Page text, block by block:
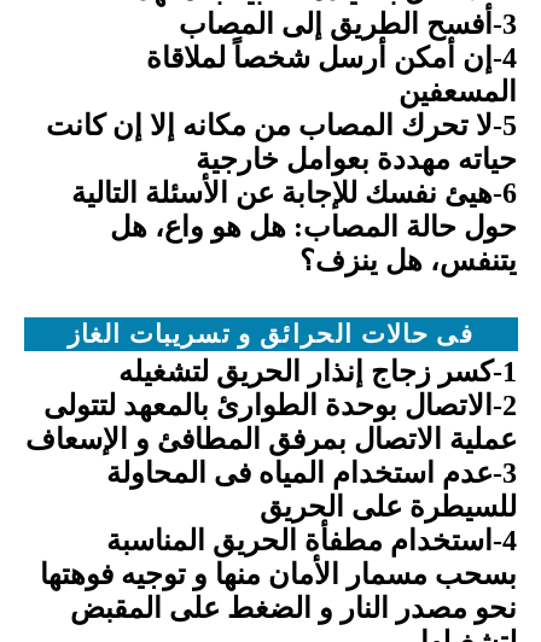
3-أفسح الطريق إلى المصاب
4-إن أمكن أرسل شخصاً لملاقاة
المسعفين
5-لا تحرك المصاب من مكانه إلا إن كانت
حياته مهددة بعوامل خارجية
6-هيئ نفسك للإجابة عن الأسئلة التالية
حول حالة المصاب: هل هو واع، هل
يتنفس، هل ينزف؟
فى حالات الحرائق و تسريبات الغاز
2-الاتصال بوحدة الطوارئ بالمعهد لتتولى
عملية الاتصال بمرفق المطافئ و الإسعاف
3-عدم استخدام المياه فى المحاولة
للسيطرة على الحريق
4-استخدام مطفأة الحريق المناسبة
بسحب مسمار الأمان منها و توجيه فوهتها
نحو مصدر النار و الضغط على المقبض